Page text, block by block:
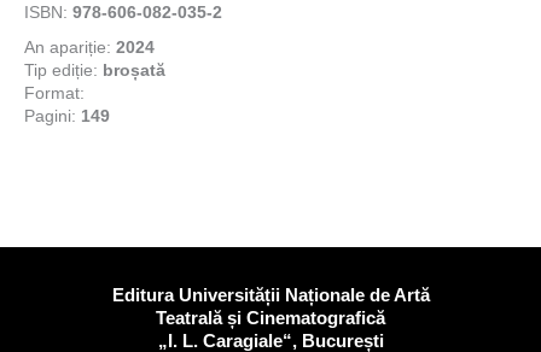
ISBN: 978-606-082-035-2
An apariție: 2024
Tip ediție: broșată
Format:
Pagini: 149
Editura Universității Naționale de Artă
Teatrală și Cinematografică
„I. L. Caragiale“, București